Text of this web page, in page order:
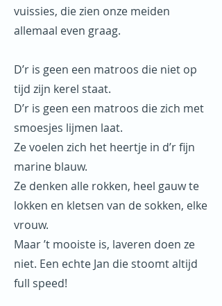
vuissies, die zien onze meiden
allemaal even graag.
D’r is geen een matroos die niet op
tijd zijn kerel staat.
D’r is geen een matroos die zich met
smoesjes lijmen laat.
Ze voelen zich het heertje in d’r fijn
marine blauw.
Ze denken alle rokken, heel gauw te
lokken en kletsen van de sokken, elke
vrouw.
Maar ’t mooiste is, laveren doen ze
niet. Een echte Jan die stoomt altijd
full speed!